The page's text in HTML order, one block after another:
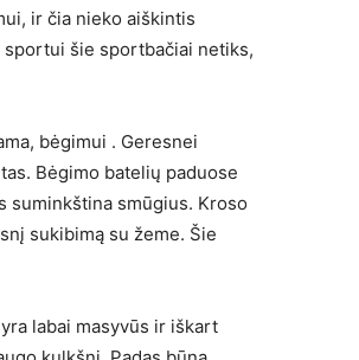
ir čia nieko aiškintis
sportui šie sportbačiai netiks,
bėgimui . Geresnei
Bėgimo batelių paduose
suminkština smūgius. Kroso
sukibimą su žeme. Šie
labai masyvūs ir iškart